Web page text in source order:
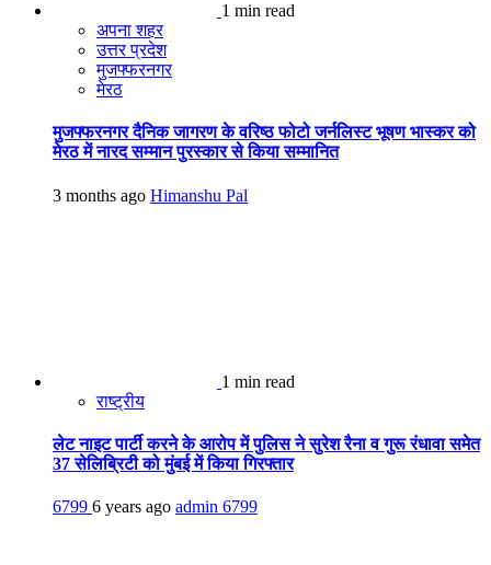
1 min read
अपना शहर
उत्तर प्रदेश
मुजफ्फरनगर
मेरठ
मुजफ्फरनगर दैनिक जागरण के वरिष्ठ फोटो जर्नलिस्ट भूषण भास्कर को
मेरठ में नारद सम्मान पुरस्कार से किया सम्मानित
3 months ago Himanshu Pal
1 min read
राष्ट्रीय
लेट नाइट पार्टी करने के आरोप में पुलिस ने सुरेश रैना व गुरू रंधावा समेत
37 सेलिब्रिटी को मुंबई में किया गिरफ्तार
6799 6 years ago admin 6799